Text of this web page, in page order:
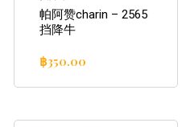
帕阿赞charin – 2565
挡降牛
฿350.00